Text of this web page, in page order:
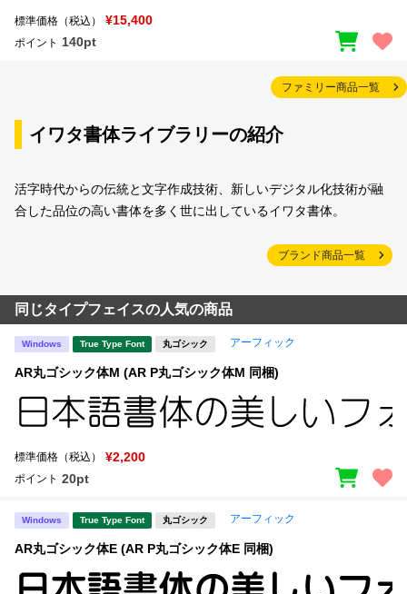
標準価格（税込） ¥15,400
ポイント 140pt
ファミリー商品一覧
イワタ書体ライブラリーの紹介
活字時代からの伝統と文字作成技術、新しいデジタル化技術が融
合した品位の高い書体を多く世に出しているイワタ書体。
ブランド商品一覧
同じタイプフェイスの人気の商品
Windows True Type Font 丸ゴシック アーフィック
AR丸ゴシック体M (AR P丸ゴシック体M 同梱)
標準価格（税込） ¥2,200
ポイント 20pt
Windows True Type Font 丸ゴシック アーフィック
AR丸ゴシック体E (AR P丸ゴシック体E 同梱)